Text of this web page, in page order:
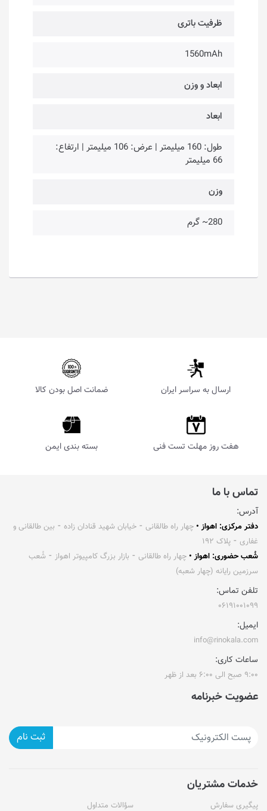
ظرفیت باتری
1560mAh
ابعاد و وزن
ابعاد
طول: 160 میلیمتر | عرض: 106 میلیمتر | ارتفاع:
66 میلیمتر
وزن
280~ گرم
ارسال به سراسر ایران ضمانت اصل بودن کالا
هفت روز مهلت تست فنی بسته بندی ایمن
تماس با ما
آدرس:
دفتر مرکزی: اهواز • چهار راه طالقانی ⁃ خیابان شهید قنادان زاده ⁃ بین طالقانی و
غفاری ⁃ پلاک ۱۹۲
شُعب حضوری: اهواز • چهار راه طالقانی ⁃ بازار بزرگ کامپیوتر اهواز ⁃ شُعب
سرزمین رایانه (چهار شعبه)
تلفن تماس:
۰۶۱۹۱۰۰۱۰۹۹
ایمیل:
info@rinokala.com
ساعات کاری:
۹:۰۰ صبح الی ۶:۰۰ بعد از ظهر
عضویت خبرنامه
ثبت نام
خدمات مشتریان
پیگیری سفارش سؤالات متداول